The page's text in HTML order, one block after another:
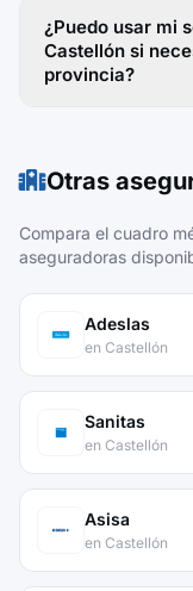
¿Puedo usar mi
Castellón si
provincia?
Otras
Compara el cuadro
aseguradoras
Adeslas
en Castellón
Sanitas
en Castellón
Asisa
en Castellón